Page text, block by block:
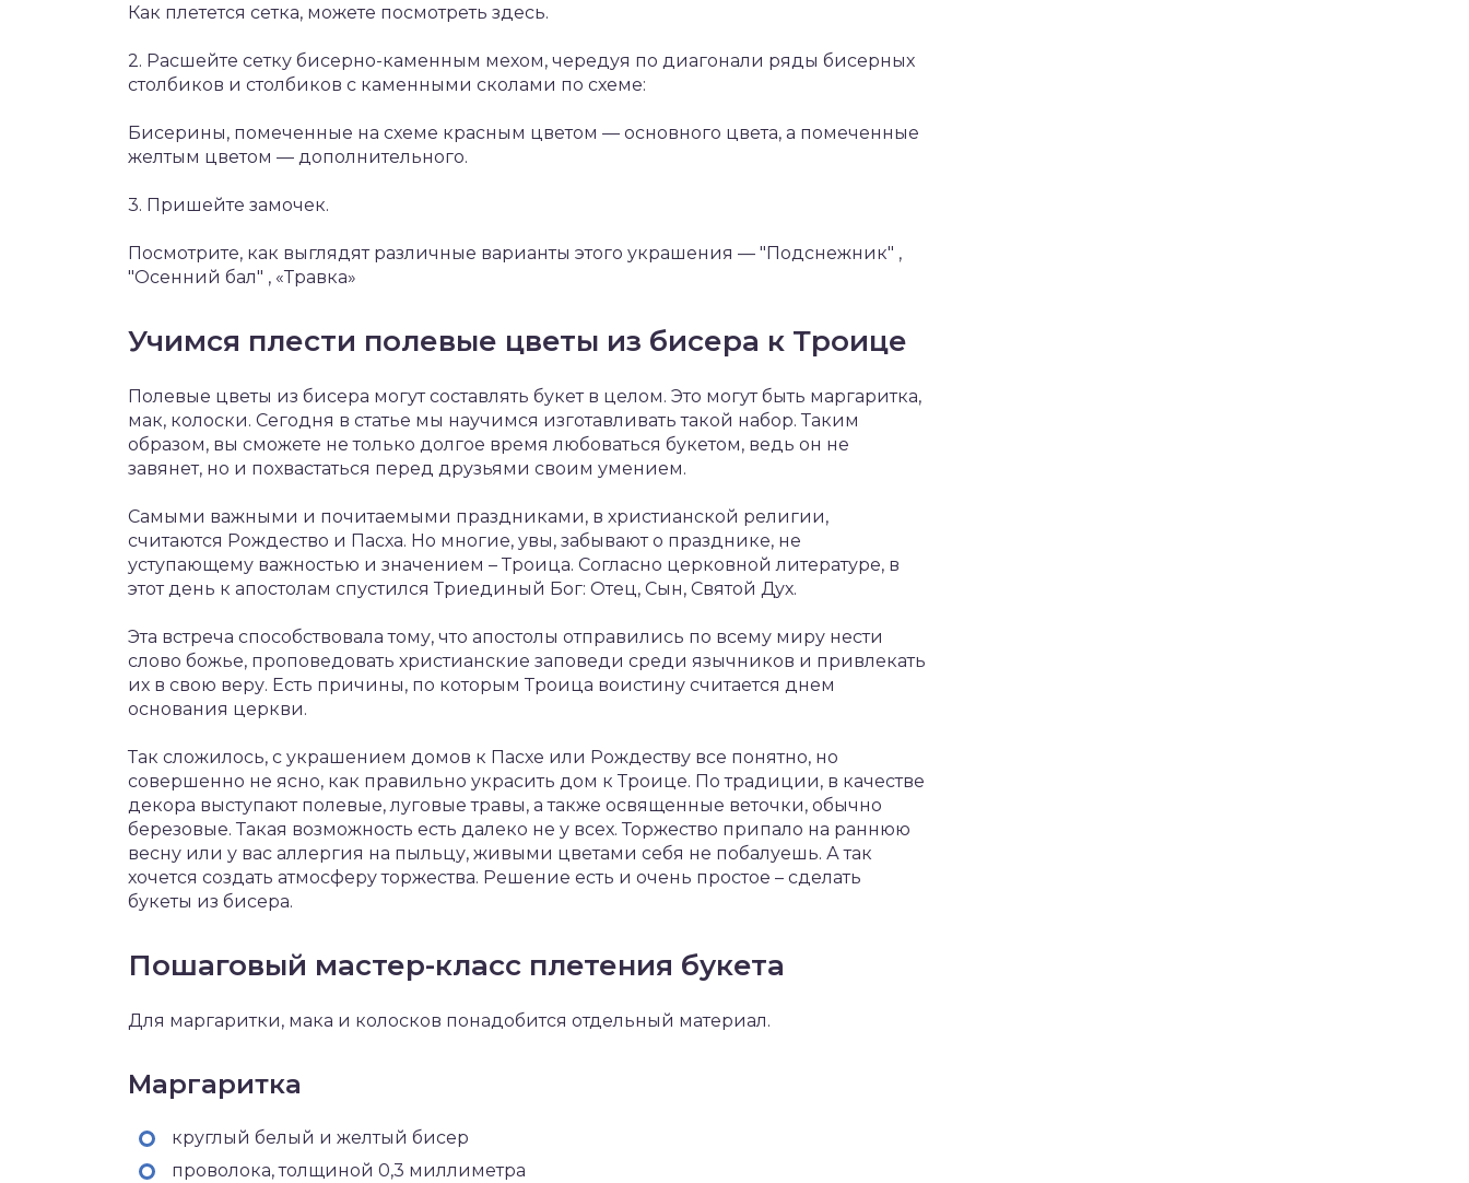
Как плетется сетка, можете посмотреть здесь.
2. Расшейте сетку бисерно-каменным мехом, чередуя по диагонали ряды бисерных
столбиков и столбиков с каменными сколами по схеме:
Бисерины, помеченные на схеме красным цветом — основного цвета, а помеченные
желтым цветом — дополнительного.
3. Пришейте замочек.
Посмотрите, как выглядят различные варианты этого украшения — "Подснежник" ,
"Осенний бал" , «Травка»
Учимся плести полевые цветы из бисера к Троице
Полевые цветы из бисера могут составлять букет в целом. Это могут быть маргаритка,
мак, колоски. Сегодня в статье мы научимся изготавливать такой набор. Таким
образом, вы сможете не только долгое время любоваться букетом, ведь он не
завянет, но и похвастаться перед друзьями своим умением.
Самыми важными и почитаемыми праздниками, в христианской религии,
считаются Рождество и Пасха. Но многие, увы, забывают о празднике, не
уступающему важностью и значением – Троица. Согласно церковной литературе, в
этот день к апостолам спустился Триединый Бог: Отец, Сын, Святой Дух.
Эта встреча способствовала тому, что апостолы отправились по всему миру нести
слово божье, проповедовать христианские заповеди среди язычников и привлекать
их в свою веру. Есть причины, по которым Троица воистину считается днем
основания церкви.
Так сложилось, с украшением домов к Пасхе или Рождеству все понятно, но
совершенно не ясно, как правильно украсить дом к Троице. По традиции, в качестве
декора выступают полевые, луговые травы, а также освященные веточки, обычно
березовые. Такая возможность есть далеко не у всех. Торжество припало на раннюю
весну или у вас аллергия на пыльцу, живыми цветами себя не побалуешь. А так
хочется создать атмосферу торжества. Решение есть и очень простое – сделать
букеты из бисера.
Пошаговый мастер-класс плетения букета
Для маргаритки, мака и колосков понадобится отдельный материал.
Маргаритка
круглый белый и желтый бисер
проволока, толщиной 0,3 миллиметра